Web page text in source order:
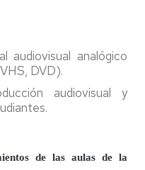
audiovisual analógico
DVD).
audiovisual y
de las aulas de la